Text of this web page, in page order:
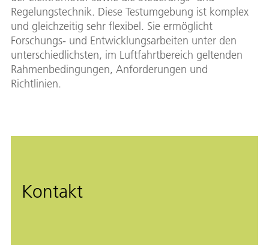
Regelungstechnik. Diese Testumgebung ist komplex
und gleichzeitig sehr flexibel. Sie ermöglicht
Forschungs- und Entwicklungsarbeiten unter den
unterschiedlichsten, im Luftfahrtbereich geltenden
Rahmenbedingungen, Anforderungen und
Richtlinien.
Kontakt